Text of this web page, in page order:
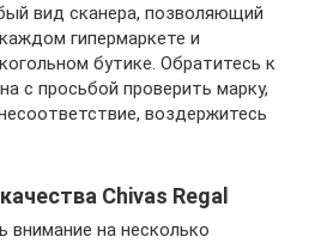
вид сканера, позволяющий
гипермаркете и
бутике. Обратитесь к
с просьбой проверить марку,
воздержитесь
Chivas Regal
внимание на несколько